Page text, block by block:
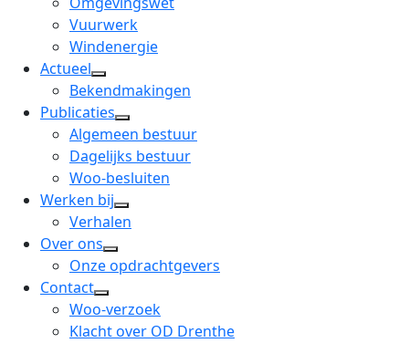
Vuurwerk
Windenergie
Actueel
open
dropdown
menu
Bekendmakingen
Publicaties
open
dropdown
menu
Algemeen bestuur
Dagelijks bestuur
Woo-besluiten
Werken bij
open
menu
Verhalen
Over ons
open
dropdown
menu
Onze opdrachtgevers
Contact
open
dropdown
Woo-verzoek
Klacht over OD Drenthe